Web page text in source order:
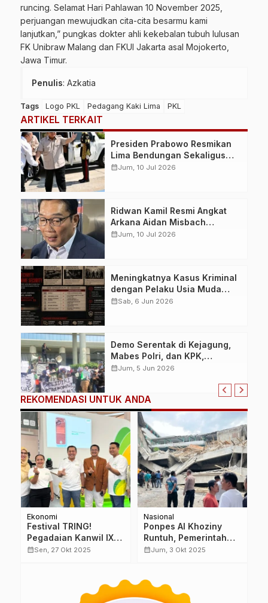
runcing. Selamat Hari Pahlawan 10 November 2025,
perjuangan mewujudkan cita-cita besarmu kami
lanjutkan,” pungkas dokter ahli kekebalan tubuh lulusan
FK Unibraw Malang dan FKUI Jakarta asal Mojokerto,
Jawa Timur.
Penulis: Azkatia
Tags Logo PKL Pedagang Kaki Lima PKL
ARTIKEL TERKAIT
Presiden Prabowo Resmikan
Lima Bendungan Sekaligus
dari NTB, Perkuat Ketahanan
calendar_monthJum, 10 Jul 2026
Ridwan Kamil Resmi Angkat
Arkana Aidan Misbach
sebagai Anak, Permohonan
calendar_monthJum, 10 Jul 2026
Meningkatnya Kasus Kriminal
dengan Pelaku Usia Muda
Picu Diskusi Baru terkait
calendar_monthSab, 6 Jun 2026
Demo Serentak di Kejagung,
Mabes Polri, dan KPK,
Mahasiswa Tuntut
Agung Bagus Pratiksa Linggih
calendar_monthJum, 5 Jun 2026
REKOMENDASI UNTUK ANDA
Ekonomi
Festival TRING!
Pegadaian Kanwil IX
Sukses, Masyarakat
calendar_monthSen, 27 Okt 2025
Nasional
Ponpes Al Khoziny
Runtuh, Pemerintah
Bergerak Cepat, DPRD
calendar_monthJum, 3 Okt 2025